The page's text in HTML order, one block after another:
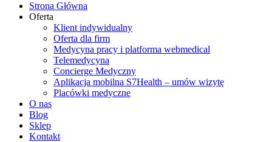
Strona Główna
Oferta
Klient indywidualny
Oferta dla firm
Medycyna pracy i platforma webmedical
Telemedycyna
Concierge Medyczny
Aplikacja mobilna S7Health – umów wizytę
Placówki medyczne
O nas
Blog
Sklep
Kontakt